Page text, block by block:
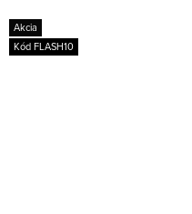
Akcia
Kód FLASH10